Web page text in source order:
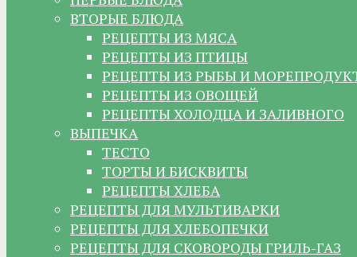
ВТОРЫЕ БЛЮДА
РЕЦЕПТЫ ИЗ МЯСА
РЕЦЕПТЫ ИЗ ПТИЦЫ
РЕЦЕПТЫ ИЗ РЫБЫ И
РЕЦЕПТЫ ИЗ ОВОЩЕЙ
РЕЦЕПТЫ ХОЛОДЦА И ЗАЛИВНОГО
ВЫПЕЧКА
ТЕСТО
ТОРТЫ И БИСКВИТЫ
РЕЦЕПТЫ ХЛЕБА
РЕЦЕПТЫ ДЛЯ МУЛЬТИВАРКИ
РЕЦЕПТЫ ДЛЯ ХЛЕБОПЕЧКИ
РЕЦЕПТЫ ДЛЯ СКОВОРОДЫ ГРИЛЬ-ГАЗ